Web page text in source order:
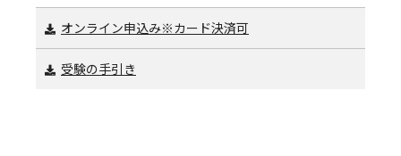
オンライン申込み※カード決済可
受験の手引き